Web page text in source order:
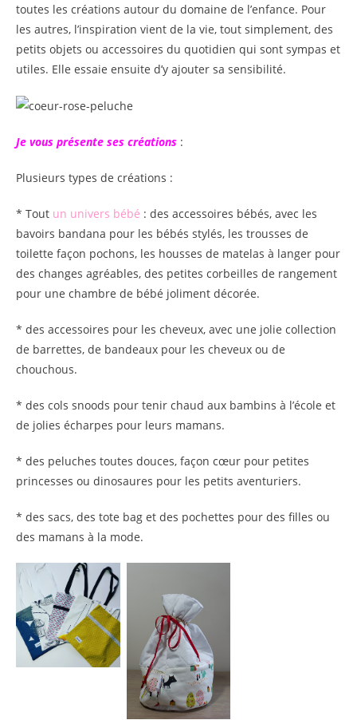
toutes les créations autour du domaine de l’enfance. Pour
les autres, l’inspiration vient de la vie, tout simplement, des
petits objets ou accessoires du quotidien qui sont sympas et
utiles. Elle essaie ensuite d’y ajouter sa sensibilité.
Je vous présente ses créations :
Plusieurs types de créations :
* Tout un univers bébé : des accessoires bébés, avec les
bavoirs bandana pour les bébés stylés, les trousses de
toilette façon pochons, les housses de matelas à langer pour
des changes agréables, des petites corbeilles de rangement
pour une chambre de bébé joliment décorée.
* des accessoires pour les cheveux, avec une jolie collection
de barrettes, de bandeaux pour les cheveux ou de
chouchous.
* des cols snoods pour tenir chaud aux bambins à l’école et
de jolies écharpes pour leurs mamans.
* des peluches toutes douces, façon cœur pour petites
princesses ou dinosaures pour les petits aventuriers.
* des sacs, des tote bag et des pochettes pour des filles ou
des mamans à la mode.